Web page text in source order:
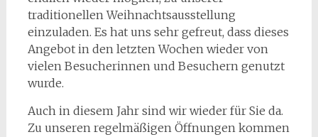
traditionellen Weihnachtsausstellung
einzuladen. Es hat uns sehr gefreut, dass dieses
Angebot in den letzten Wochen wieder von
vielen Besucherinnen und Besuchern genutzt
wurde.
Auch in diesem Jahr sind wir wieder für Sie da.
Zu unseren regelmäßigen Öffnungen kommen